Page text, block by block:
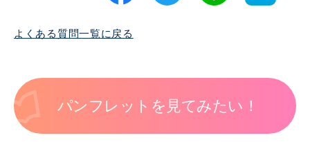
よくある質問一覧に戻る
パンフレットを見てみたい！